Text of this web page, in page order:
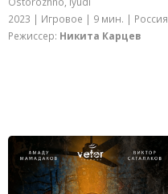
2023 | Игровое | 9 мин. | Россия
Режиссер: Никита Карцев